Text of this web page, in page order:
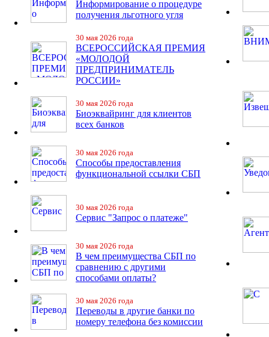
Информирование о процедуре
получения льготного угля
30 мая 2026 года
ВСЕРОССИЙСКАЯ ПРЕМИЯ
«МОЛОДОЙ
ПРЕДПРИНИМАТЕЛЬ
РОССИИ»
30 мая 2026 года
Биоэквайринг для клиентов
всех банков
30 мая 2026 года
Способы предоставления
функциональной ссылки СБП
30 мая 2026 года
Сервис "Запрос о платеже"
30 мая 2026 года
В чем преимущества СБП по
сравнению с другими
способами оплаты?
30 мая 2026 года
Переводы в другие банки по
номеру телефона без комиссии